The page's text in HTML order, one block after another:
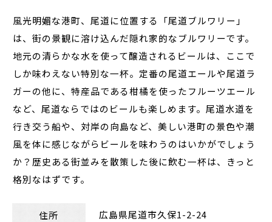
風光明媚な港町、尾道に位置する「尾道ブルワリー」
は、街の景観に溶け込んだ隠れ家的なブルワリーです。
地元の清らかな水を使って醸造されるビールは、ここで
しか味わえない特別な一杯。定番の尾道エールや尾道ラ
ガーの他に、特産品である柑橘を使ったフルーツエール
など、尾道ならではのビールも楽しめます。尾道水道を
行き交う船や、対岸の向島など、美しい港町の景色や潮
風を体に感じながらビールを味わうのはいかがでしょう
か？歴史ある街並みを散策した後に飲む一杯は、きっと
格別なはずです。
住所 広島県尾道市久保1-2-24